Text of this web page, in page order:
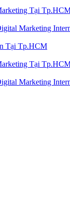
Tại
Marketing
Tại Tp.HCM
Tại
Marketing